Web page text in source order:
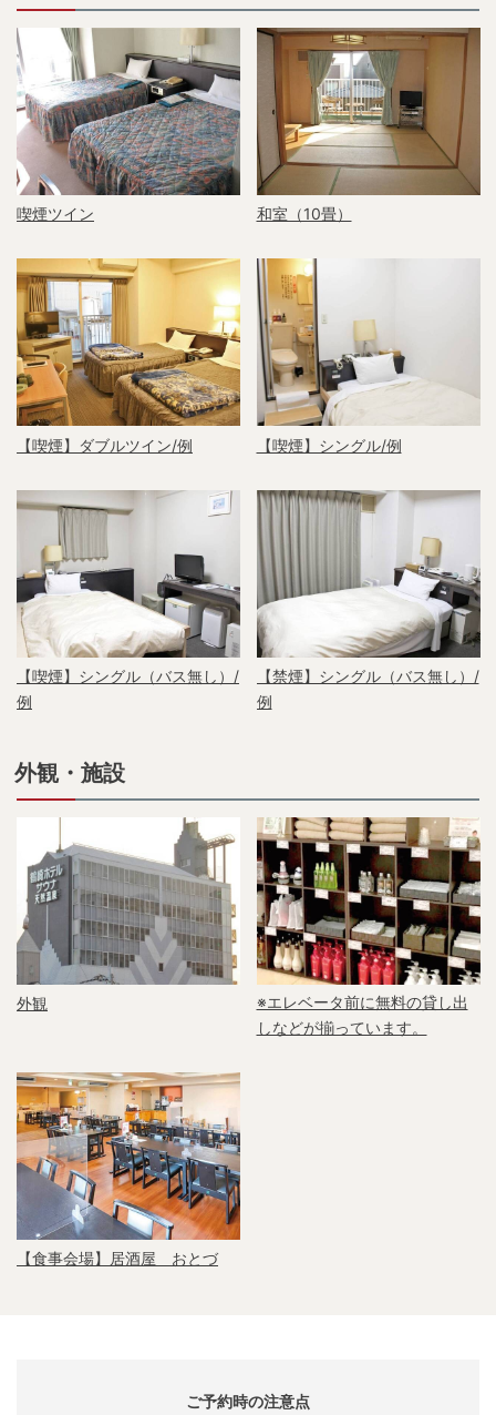
喫煙ツイン 和室（10畳）
【喫煙】ダブルツイン/例 【喫煙】シングル/例
【喫煙】シングル（バス無し）/
例
【禁煙】シングル（バス無し）/
例
外観・施設
外観
※エレベータ前に無料の貸し出
しなどが揃っています。
【食事会場】居酒屋 おとづ
ご予約時の注意点